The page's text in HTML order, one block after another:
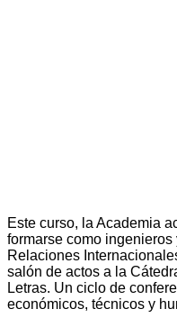
Este curso, la Academia
formarse como
Relaciones
salón de actos a la
Letras. Un ciclo de
económicos, técnicos y